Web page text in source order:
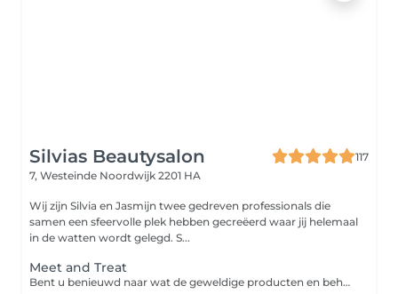
Silvias Beautysalon
117
7, Westeinde Noordwijk 2201 HA
Wij zijn Silvia en Jasmijn twee gedreven professionals die
samen een sfeervolle plek hebben gecreëerd waar jij helemaal
in de watten wordt gelegd. S...
Meet and Treat
Bent u benieuwd naar wat de geweldige producten en behandelingen van Absolution voor uw huid kunnen betekenen? De nieuwe meet and treat behandeling is speciaal ontwikkeld voor iedereen die aan de slag wilt met huidverbetering. U krijgt inzicht over uw huid, ervaart de hoogwaardige producten van Absolution en gaat naar huis met een persoonlijk plan én een proefkit voor een maand t.w.v. €55.